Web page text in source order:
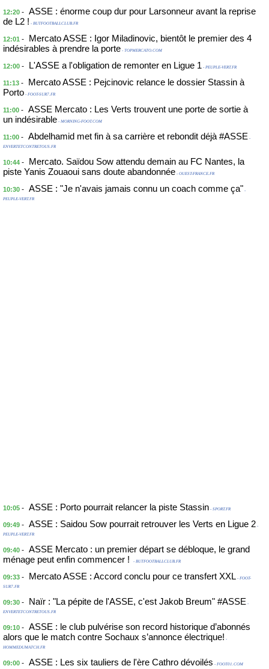
12:20 - ASSE : énorme coup dur pour Larsonneur avant la reprise
de L2 ! - BUTFOOTBALLCLUB.FR
12:01 -
Mercato ASSE : Igor Miladinovic, bientôt le premier des 4
indésirables à prendre la porte - TOPMERCATO.COM
12:00 - L'ASSE a l'obligation de remonter en Ligue 1 - PEUPLE-VERT.FR
11:13 -
Mercato ASSE : Pejcinovic relance le dossier Stassin à
Porto - FOOT-SUR7.FR
11:00 - ASSE Mercato : Les Verts trouvent une porte de sortie à
un indésirable - MORNING-FOOT.COM
11:00 - Abdelhamid met fin à sa carrière et rebondit déjà #ASSE -
ENVERTETCONTRETOUS.FR
10:44 -
Mercato. Saïdou Sow attendu demain au FC Nantes, la
piste Yanis Zouaoui sans doute abandonnée - OUEST-FRANCE.FR
10:30 - ASSE : "Je n'avais jamais connu un coach comme ça" -
PEUPLE-VERT.FR
10:05 - ASSE : Porto pourrait relancer la piste Stassin - SPORT.FR
09:49 - ASSE : Saidou Sow pourrait retrouver les Verts en Ligue 2 -
PEUPLE-VERT.FR
09:40 - ASSE Mercato : un premier départ se débloque, le grand
ménage peut enfin commencer !
- BUTFOOTBALLCLUB.FR
09:33 - Mercato ASSE : Accord conclu pour ce transfert XXL - FOOT-
SUR7.FR
09:30 - Naïr : "La pépite de l'ASSE, c'est Jakob Breum" #ASSE -
ENVERTETCONTRETOUS.FR
09:10 - ASSE : le club pulvérise son record historique d’abonnés
alors que le match contre Sochaux s’annonce électrique! -
HOMMEDUMATCH.FR
09:00 - ASSE : Les six tauliers de l'ère Cathro dévoilés - FOOT01.COM